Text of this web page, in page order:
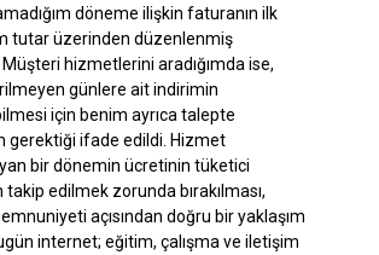
döneme ilişkin faturanın ilk
tutar üzerinden düzenlenmiş
Müşteri hizmetlerini aradığımda ise,
günlere ait indirimin
için benim ayrıca talepte
gerektiği ifade edildi. Hizmet
bir dönemin ücretinin tüketici
takip edilmek zorunda bırakılması,
açısından doğru bir yaklaşım
internet; eğitim, çalışma ve iletişim